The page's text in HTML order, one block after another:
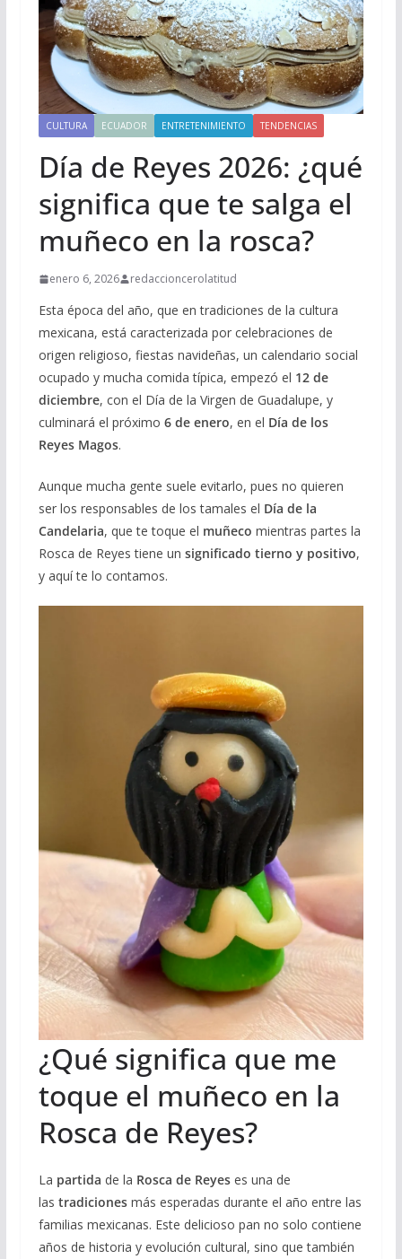
CULTURA ECUADOR ENTRETENIMIENTO TENDENCIAS
Día de Reyes 2026: ¿qué
significa que te salga el
muñeco en la rosca?
enero 6, 2026 redaccioncerolatitud
Esta época del año, que en tradiciones de la cultura
mexicana, está caracterizada por celebraciones de
origen religioso, fiestas navideñas, un calendario social
ocupado y mucha comida típica, empezó el 12 de
diciembre, con el Día de la Virgen de Guadalupe, y
culminará el próximo 6 de enero, en el Día de los
Reyes Magos.
Aunque mucha gente suele evitarlo, pues no quieren
ser los responsables de los tamales el Día de la
Candelaria, que te toque el muñeco mientras partes la
Rosca de Reyes tiene un significado tierno y positivo,
y aquí te lo contamos.
¿Qué significa que me
toque el muñeco en la
Rosca de Reyes?
La partida de la Rosca de Reyeses una de
las tradiciones más esperadas durante el año entre las
familias mexicanas. Este delicioso pan no solo contiene
años de historia y evolución cultural, sino que también